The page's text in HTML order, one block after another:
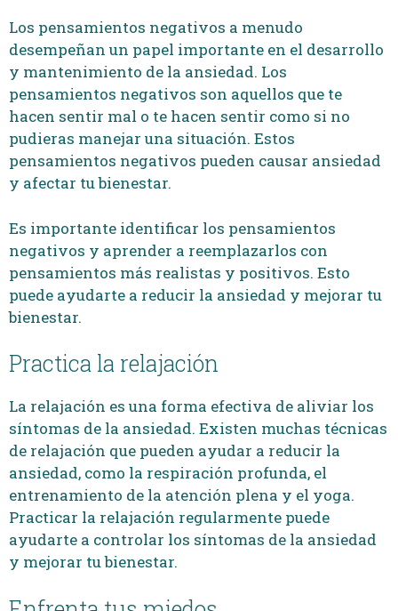
Los pensamientos negativos a menudo
desempeñan un papel importante en el desarrollo
y mantenimiento de la ansiedad. Los
pensamientos negativos son aquellos que te
hacen sentir mal o te hacen sentir como si no
pudieras manejar una situación. Estos
pensamientos negativos pueden causar ansiedad
y afectar tu bienestar.
Es importante identificar los pensamientos
negativos y aprender a reemplazarlos con
pensamientos más realistas y positivos. Esto
puede ayudarte a reducir la ansiedad y mejorar tu
bienestar.
Practica la relajación
La relajación es una forma efectiva de aliviar los
síntomas de la ansiedad. Existen muchas técnicas
de relajación que pueden ayudar a reducir la
ansiedad, como la respiración profunda, el
entrenamiento de la atención plena y el yoga.
Practicar la relajación regularmente puede
ayudarte a controlar los síntomas de la ansiedad
y mejorar tu bienestar.